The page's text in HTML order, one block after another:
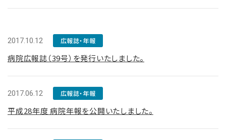
2017.10.12 広報誌・年報
病院広報誌（39号）を発行いたしました。
2017.06.12 広報誌・年報
平成28年度 病院年報を公開いたしました。